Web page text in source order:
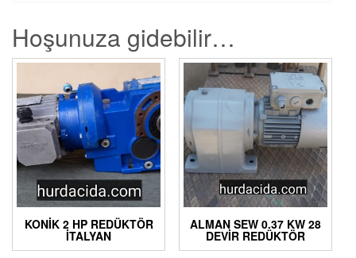
Hoşunuza gidebilir…
KONIK 2 HP REDÜKTÖR
İTALYAN
ALMAN SEW 0.37 KW 28
DEVIR REDÜKTÖR